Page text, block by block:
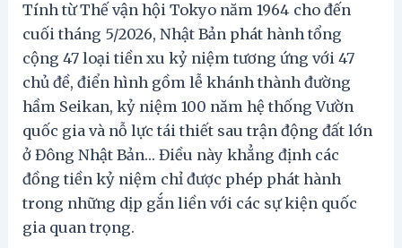
Tính từ Thế vận hội Tokyo năm 1964 cho đến
cuối tháng 5/2026, Nhật Bản phát hành tổng
cộng 47 loại tiền xu kỷ niệm tương ứng với 47
chủ đề, điển hình gồm lễ khánh thành đường
hầm Seikan, kỷ niệm 100 năm hệ thống Vườn
quốc gia và nỗ lực tái thiết sau trận động đất lớn
ở Đông Nhật Bản… Điều này khẳng định các
đồng tiền kỷ niệm chỉ được phép phát hành
trong những dịp gắn liền với các sự kiện quốc
gia quan trọng.